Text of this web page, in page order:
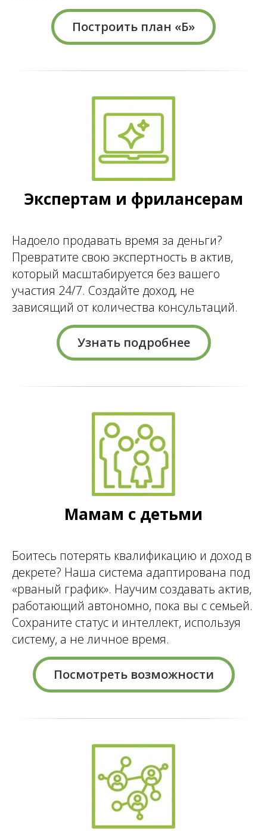
Построить план «Б»
Экспертам и фрилансерам
Надоело продавать время за деньги?
Превратите свою экспертность в актив,
который масштабируется без вашего
участия 24/7. Создайте доход, не
зависящий от количества консультаций.
Узнать подробнее
Мамам с детьми
Боитесь потерять квалификацию и доход в
декрете? Наша система адаптирована под
«рваный график». Научим создавать актив,
работающий автономно, пока вы с семьей.
Сохраните статус и интеллект, используя
систему, а не личное время.
Посмотреть возможности